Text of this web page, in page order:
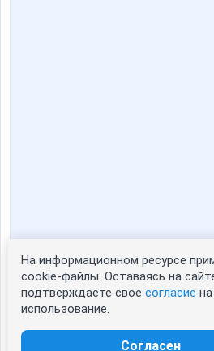
Статистика портрета:
сейчас просматривают портрет - 0
зарегистрированные пользователи
На информационном ресурсе
cookie-файлы. Оставаясь на
подтверждаете свое согласие
использование.
Согласен